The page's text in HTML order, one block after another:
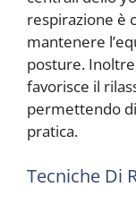
respirazione è
mantenere
posture.
favorisce il
permettendo
pratica.
Tecniche Di